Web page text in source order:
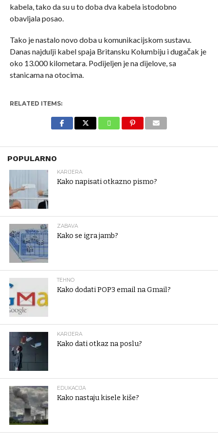
kabela, tako da su u to doba dva kabela istodobno
obavljala posao.
Tako je nastalo novo doba u komunikacijskom sustavu.
Danas najdulji kabel spaja Britansku Kolumbiju i dugačak je
oko 13.000 kilometara. Podijeljen je na dijelove, sa
stanicama na otocima.
RELATED ITEMS:
POPULARNO
KARIJERA
Kako napisati otkazno pismo?
ZABAVA
Kako se igra jamb?
TEHNO
Kako dodati POP3 email na Gmail?
KARIJERA
Kako dati otkaz na poslu?
EDUKACIJA
Kako nastaju kisele kiše?